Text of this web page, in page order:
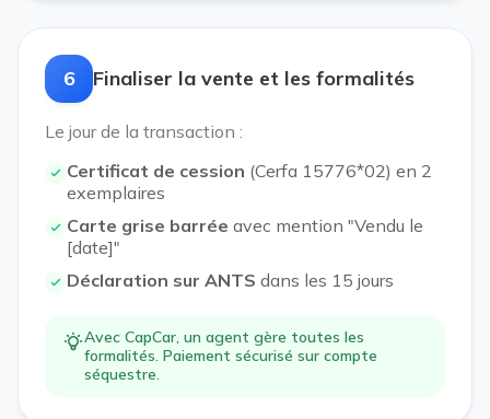
6 Finaliser la vente et les formalités
Le jour de la transaction :
Certificat de cession (Cerfa 15776*02) en 2
exemplaires
Carte grise barrée avec mention "Vendu le
[date]"
Déclaration sur ANTS dans les 15 jours
Avec CapCar, un agent gère toutes les
formalités. Paiement sécurisé sur compte
séquestre.